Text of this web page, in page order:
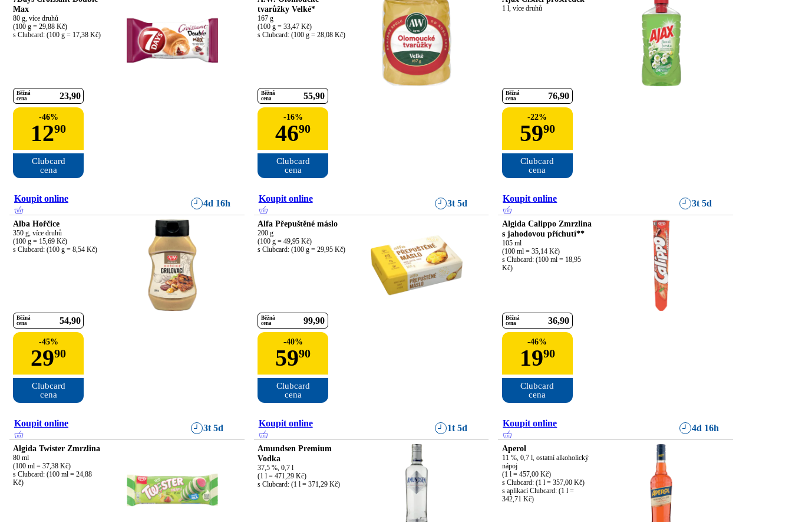
Max
80 g, více druhů
(100 g = 29,88 Kč)
s Clubcard: (100 g = 17,38 Kč)
Běžná
cena
23 90
-46%
1290
Clubcard
cena
tvarůžky Velké*
167 g
(100 g = 33,47 Kč)
s Clubcard: (100 g = 28,08 Kč)
Běžná
cena
55 90
-16%
4690
Clubcard
cena
1 l, více druhů
Běžná
cena
76 90
-22%
5990
Clubcard
cena
Koupit online 4d 16h
Alba Hořčice
350 g, více druhů
(100 g = 15,69 Kč)
s Clubcard: (100 g = 8,54 Kč)
Běžná
cena
54 90
-45%
2990
Clubcard
cena
Koupit online 3t 5d
Alfa Přepuštěné máslo
200 g
(100 g = 49,95 Kč)
s Clubcard: (100 g = 29,95 Kč)
Běžná
cena
99 90
-40%
5990
Clubcard
cena
Koupit online 3t 5d
Algida Calippo Zmrzlina
s jahodovou příchutí**
105 ml
(100 ml = 35,14 Kč)
s Clubcard: (100 ml = 18,95
Kč)
Běžná
cena
36 90
-46%
1990
Clubcard
cena
Koupit online 3t 5d
Algida Twister Zmrzlina
80 ml
(100 ml = 37,38 Kč)
s Clubcard: (100 ml = 24,88
Kč)
Koupit online 1t 5d
Amundsen Premium
Vodka
37,5 %, 0,7 l
(1 l = 471,29 Kč)
s Clubcard: (1 l = 371,29 Kč)
Koupit online 4d 16h
Aperol
11 %, 0,7 l, ostatní alkoholický
nápoj
(1 l = 457,00 Kč)
s Clubcard: (1 l = 357,00 Kč)
s aplikací Clubcard: (1 l =
342,71 Kč)